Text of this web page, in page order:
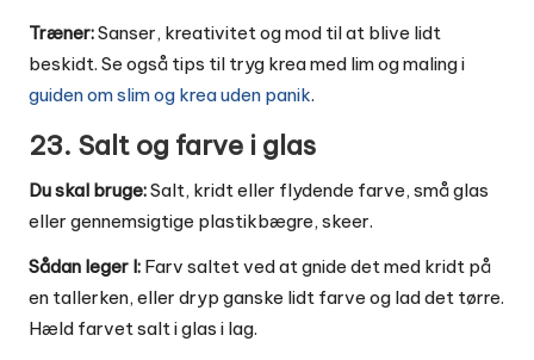
Træner:Sanser, kreativitet og mod til at blive lidt
beskidt. Se også tips til tryg krea med lim og maling i
guiden om slim og krea uden panik.
23. Salt og farve i glas
Du skal bruge:Salt, kridt eller flydende farve, små glas
eller gennemsigtige plastikbægre, skeer.
Sådan leger I: Farv saltet ved at gnide det med kridt på
en tallerken, eller dryp ganske lidt farve og lad det tørre.
Hæld farvet salt i glas i lag.